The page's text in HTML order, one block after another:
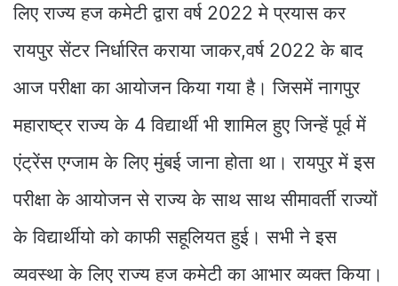
लिए राज्य हज कमेटी द्वारा वर्ष 2022 मे प्रयास कर
रायपुर सेंटर निर्धारित कराया जाकर,वर्ष 2022 के बाद
आज परीक्षा का आयोजन किया गया है। जिसमें नागपुर
महाराष्ट्र राज्य के 4 विद्यार्थी भी शामिल हुए जिन्हें पूर्व में
एंट्रेंस एग्जाम के लिए मुंबई जाना होता था। रायपुर में इस
परीक्षा के आयोजन से राज्य के साथ साथ सीमावर्ती राज्यों
के विद्यार्थीयो को काफी सहूलियत हुई। सभी ने इस
व्यवस्था के लिए राज्य हज कमेटी का आभार व्यक्त किया।